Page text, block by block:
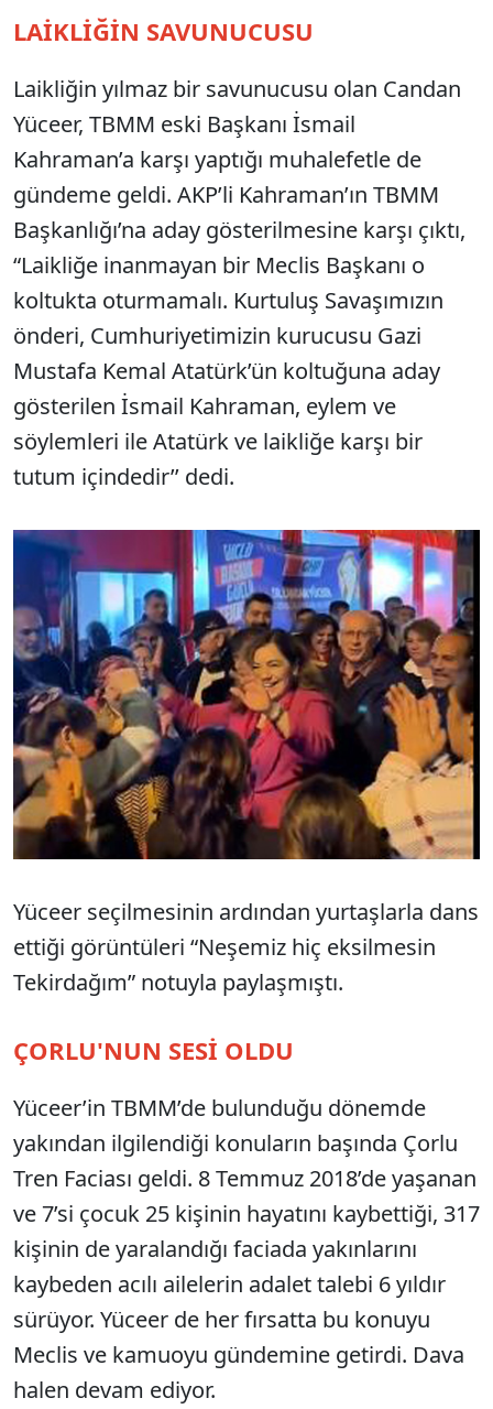
LAİKLİĞİN SAVUNUCUSU
Laikliğin yılmaz bir savunucusu olan Candan
Yüceer, TBMM eski Başkanı İsmail
Kahraman’a karşı yaptığı muhalefetle de
gündeme geldi. AKP’li Kahraman’ın TBMM
Başkanlığı’na aday gösterilmesine karşı çıktı,
“Laikliğe inanmayan bir Meclis Başkanı o
koltukta oturmamalı. Kurtuluş Savaşımızın
önderi, Cumhuriyetimizin kurucusu Gazi
Mustafa Kemal Atatürk’ün koltuğuna aday
gösterilen İsmail Kahraman, eylem ve
söylemleri ile Atatürk ve laikliğe karşı bir
tutum içindedir’’ dedi.
Yüceer seçilmesinin ardından yurtaşlarla dans
ettiği görüntüleri “Neşemiz hiç eksilmesin
Tekirdağım” notuyla paylaşmıştı.
ÇORLU'NUN SESİ OLDU
Yüceer’in TBMM’de bulunduğu dönemde
yakından ilgilendiği konuların başında Çorlu
Tren Faciası geldi. 8 Temmuz 2018’de yaşanan
ve 7’si çocuk 25 kişinin hayatını kaybettiği, 317
kişinin de yaralandığı faciada yakınlarını
kaybeden acılı ailelerin adalet talebi 6 yıldır
sürüyor. Yüceer de her fırsatta bu konuyu
Meclis ve kamuoyu gündemine getirdi. Dava
halen devam ediyor.